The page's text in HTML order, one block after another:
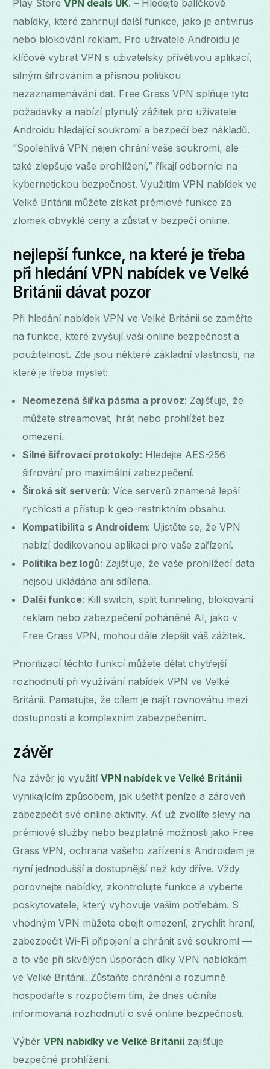
Play Store VPN deals UK. – Hledejte balíčkové
nabídky, které zahrnují další funkce, jako je antivirus
nebo blokování reklam. Pro uživatele Androidu je
klíčové vybrat VPN s uživatelsky přívětivou aplikací,
silným šifrováním a přísnou politikou
nezaznamenávání dat. Free Grass VPN splňuje tyto
požadavky a nabízí plynulý zážitek pro uživatele
Androidu hledající soukromí a bezpečí bez nákladů.
“Spolehlivá VPN nejen chrání vaše soukromí, ale
také zlepšuje vaše prohlížení,” říkají odborníci na
kybernetickou bezpečnost. Využitím VPN nabídek ve
Velké Británii můžete získat prémiové funkce za
zlomek obvyklé ceny a zůstat v bezpečí online.
nejlepší funkce, na které je třeba
při hledání VPN nabídek ve Velké
Británii dávat pozor
Při hledání nabídek VPN ve Velké Británii se zaměřte
na funkce, které zvyšují vaši online bezpečnost a
použitelnost. Zde jsou některé základní vlastnosti, na
které je třeba myslet:
Neomezená šířka pásma a provoz: Zajišťuje, že
můžete streamovat, hrát nebo prohlížet bez
omezení.
Silné šifrovací protokoly: Hledejte AES-256
šifrování pro maximální zabezpečení.
Široká síť serverů: Více serverů znamená lepší
rychlosti a přístup k geo-restriktním obsahu.
Kompatibilita s Androidem: Ujistěte se, že VPN
nabízí dedikovanou aplikaci pro vaše zařízení.
Politika bez logů: Zajišťuje, že vaše prohlížecí data
nejsou ukládána ani sdílena.
Další funkce: Kill switch, split tunneling, blokování
reklam nebo zabezpečení poháněné AI, jako v
Free Grass VPN, mohou dále zlepšit váš zážitek.
Prioritizací těchto funkcí můžete dělat chytřejší
rozhodnutí při využívání nabídek VPN ve Velké
Británii. Pamatujte, že cílem je najít rovnováhu mezi
dostupností a komplexním zabezpečením.
závěr
Na závěr je využitíVPN nabídek ve Velké Británii
vynikajícím způsobem, jak ušetřit peníze a zároveň
zabezpečit své online aktivity. Ať už zvolíte slevy na
prémiové služby nebo bezplatné možnosti jako Free
Grass VPN, ochrana vašeho zařízení s Androidem je
nyní jednodušší a dostupnější než kdy dříve. Vždy
porovnejte nabídky, zkontrolujte funkce a vyberte
poskytovatele, který vyhovuje vašim potřebám. S
vhodným VPN můžete obejít omezení, zrychlit hraní,
zabezpečit Wi-Fi připojení a chránit své soukromí —
a to vše při skvělých úsporách díky VPN nabídkám
ve Velké Británii. Zůstaňte chráněni a rozumně
hospodařte s rozpočtem tím, že dnes učiníte
informovaná rozhodnutí o své online bezpečnosti.
VýběrVPN nabídky ve Velké Británii zajišťuje
bezpečné prohlížení.